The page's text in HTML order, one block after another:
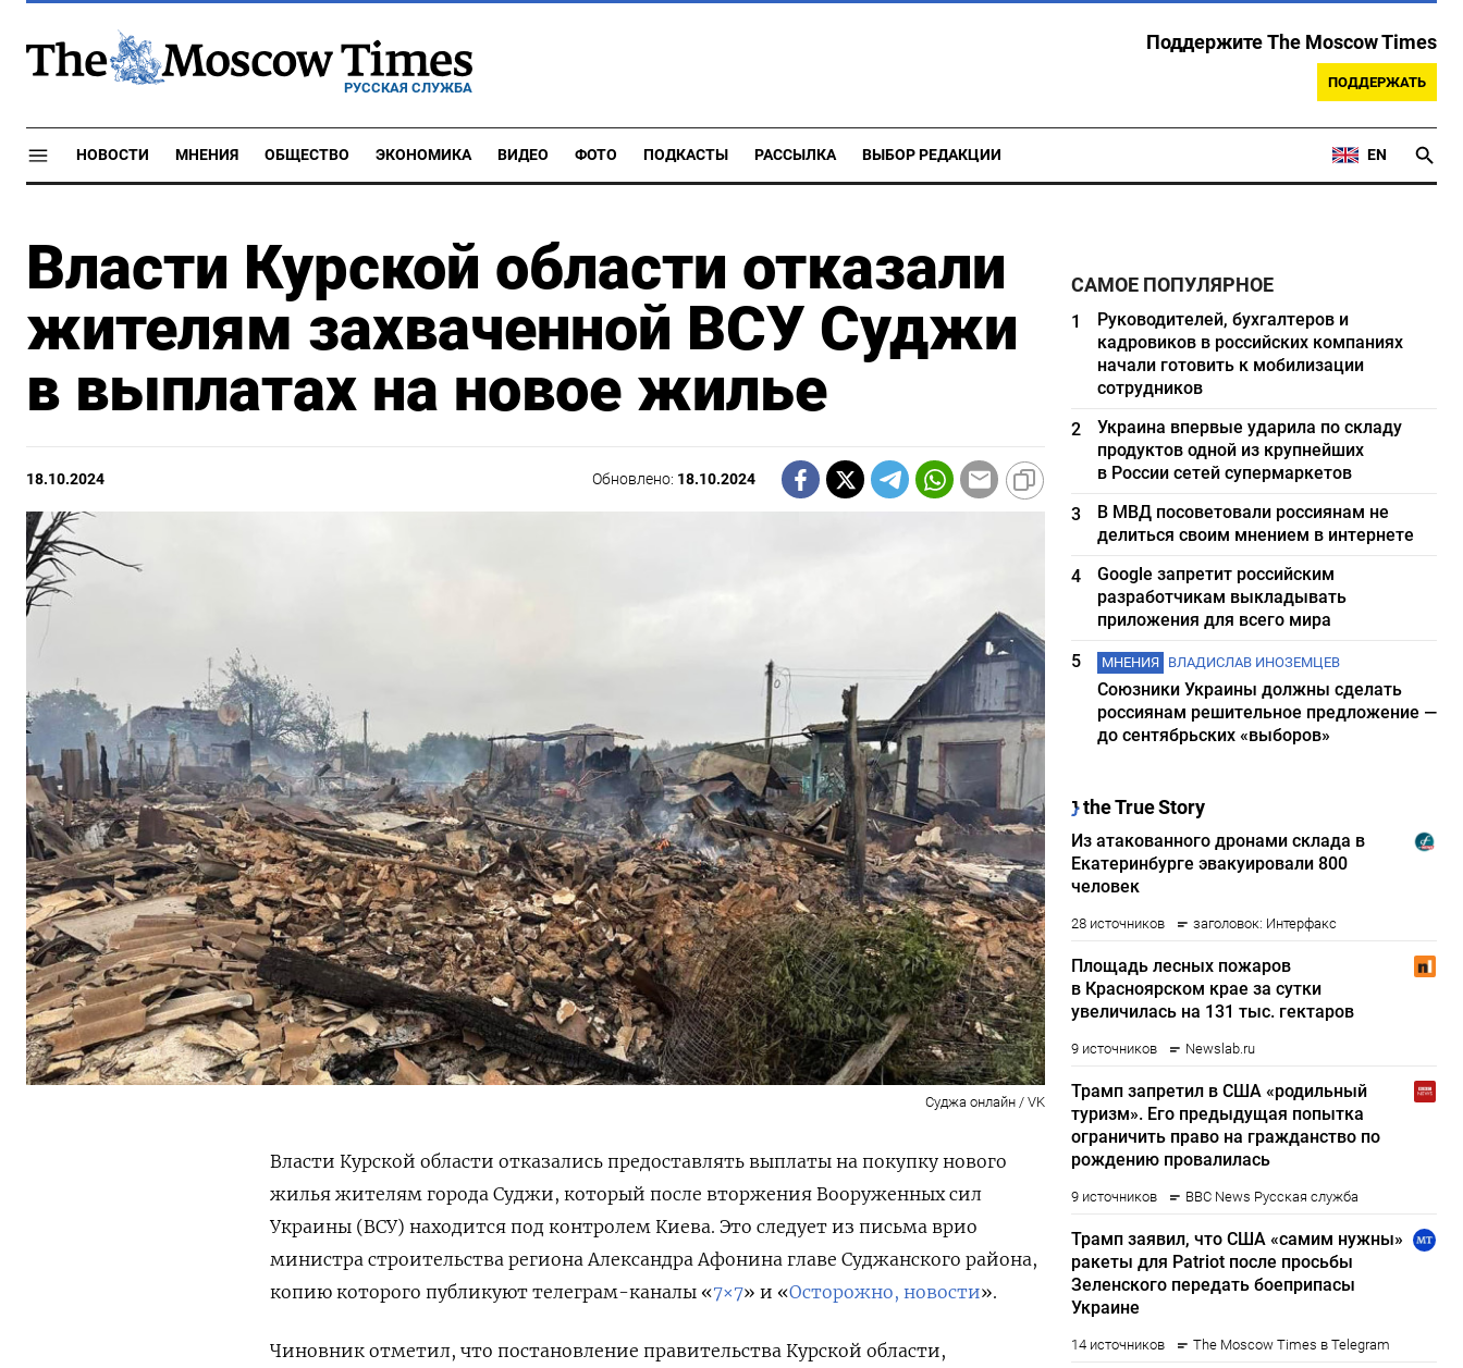
РУССКАЯ СЛУЖБА
Поддержите The Moscow Times
ПОДДЕРЖАТЬ
НОВОСТИ МНЕНИЯ ОБЩЕСТВО ЭКОНОМИКА ВИДЕО ФОТО ПОДКАСТЫ РАССЫЛКА ВЫБОР РЕДАКЦИИ EN
Власти Курской области отказали
жителям захваченной ВСУ Суджи
в выплатах на новое жилье
18.10.2024 Обновлено: 18.10.2024
Суджа онлайн / VK
Власти Курской области отказались предоставлять выплаты на покупку нового
жилья жителям города Суджи, который после вторжения Вооруженных сил
Украины (ВСУ) находится под контролем Киева. Это следует из письма врио
министра строительства региона Александра Афонина главе Суджанского района,
копию которого публикуют телеграм-каналы «7×7» и «Осторожно, новости».
Чиновник отметил, что постановление правительства Курской области,
САМОЕ ПОПУЛЯРНОЕ
1
Руководителей, бухгалтеров и
кадровиков в российских компаниях
начали готовить к мобилизации
сотрудников
2
Украина впервые ударила по складу
продуктов одной из крупнейших
в России сетей супермаркетов
3
В МВД посоветовали россиянам не
делиться своим мнением в интернете
4
Google запретит российским
разработчикам выкладывать
приложения для всего мира
5
МНЕНИЯ ВЛАДИСЛАВ ИНОЗЕМЦЕВ
Союзники Украины должны сделать
россиянам решительное предложение —
до сентябрьских «выборов»